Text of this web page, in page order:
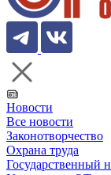
Новости
Все новости
Законотворчество
Охрана труда
Государственный